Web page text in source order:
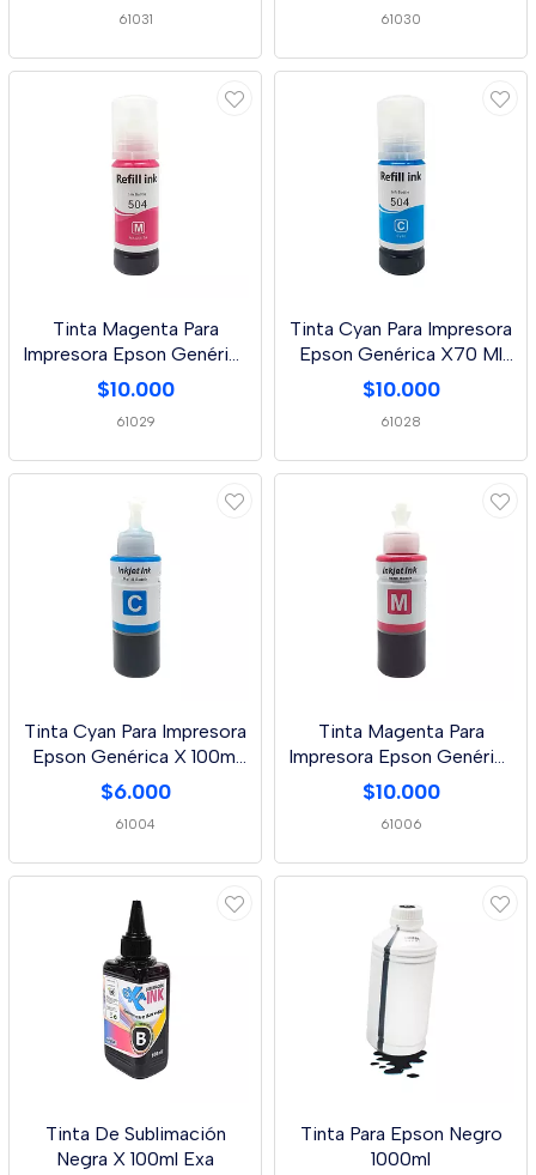
61031 61030
Tinta Magenta Para
Impresora Epson Genérica
X 70 Ml L3110/L3
$10.000
61029
Tinta Cyan Para Impresora
Epson Genérica X70 Ml
L3110/L3150/
$10.000
61028
Tinta Cyan Para Impresora
Epson Genérica X 100ml
L210/L355/L
$6.000
61004
Tinta Magenta Para
Impresora Epson Genérica
X 100ml L210/L35
$10.000
61006
Tinta De Sublimación
Negra X 100ml Exa
Tinta Para Epson Negro
1000ml